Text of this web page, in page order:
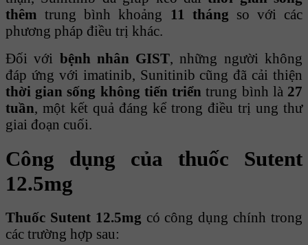
thêm trung bình khoảng 11 tháng so với các
phương pháp điều trị khác.
Đối với bệnh nhân GIST, những người không
đáp ứng với imatinib, Sunitinib cũng đã cải thiện
thời gian sống không tiến triển trung bình là 27
tuần, một kết quả đáng kể trong điều trị ung thư
giai đoạn cuối.
Công dụng của thuốc Sutent
12.5mg
Thuốc Sutent 12.5mg có công dụng chính trong
các trường hợp sau: